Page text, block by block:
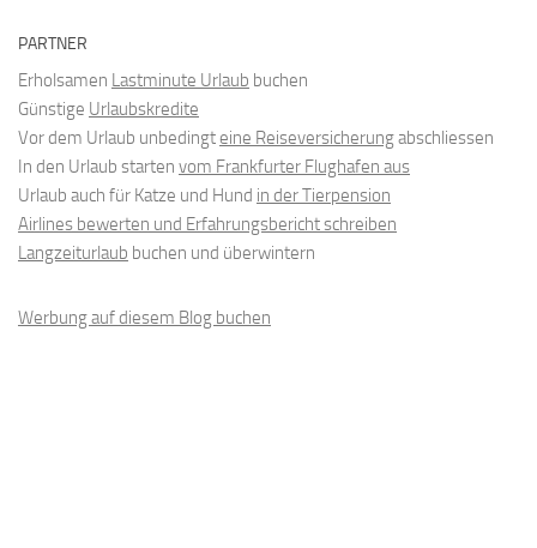
PARTNER
Erholsamen Lastminute Urlaub buchen
Günstige Urlaubskredite
Vor dem Urlaub unbedingteine Reiseversicherungabschliessen
In den Urlaub starten vom Frankfurter Flughafen aus
Urlaub auch für Katze und Hund in der Tierpension
Airlines bewerten und Erfahrungsbericht schreiben
Langzeiturlaub buchen und überwintern
Werbung auf diesem Blog buchen